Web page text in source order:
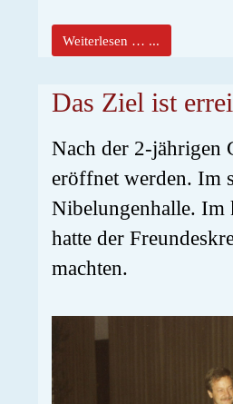
Weiterlesen … ...
Das Ziel ist
Nach der 2-jährigen
eröffnet werden. Im
Nibelungenhalle. Im
hatte der
machten.